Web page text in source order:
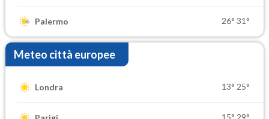
Palermo 26° 31°
Meteo città europee
Londra 13° 25°